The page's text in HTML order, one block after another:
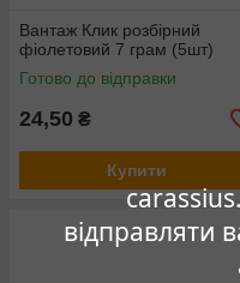
відправляти
Вантаж Клик розбірний
фіолетовий 7 грам (5шт)
Готово до відправки
24,50 ₴
Купити